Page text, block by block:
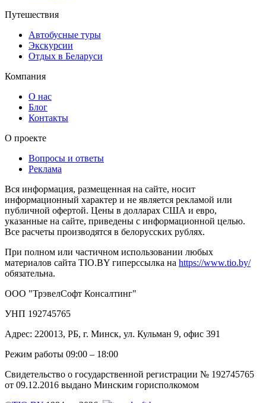
Путешествия
Автобусные туры
Экскурсии
Отдых в Беларуси
Компания
О нас
Блог
Контакты
О проекте
Вопросы и ответы
Реклама
Вся информация, размещенная на сайте, носит
информационный характер и не является рекламой или
публичной офертой. Цены в долларах США и евро,
указанные на сайте, приведены с информационной целью.
Все расчеты производятся в белорусских рублях.
При полном или частичном использовании любых
материалов сайта TIO.BY гиперссылка на https://www.tio.by/
обязательна.
ООО "ТрэвелСофт Консалтинг"
УНП 192745765
Адрес: 220013, РБ, г. Минск, ул. Кульман 9, офис 391
Режим работы 09:00 – 18:00
Свидетельство о государственной регистрации № 192745765
от 09.12.2016 выдано Минским горисполкомом